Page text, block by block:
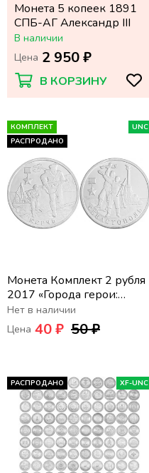
Монета 5 копеек 1891
СПБ-АГ Александр III
В наличии
Цена 2 950 ₽
В КОРЗИНУ
КОМПЛЕКТ
РАСПРОДАНО
UNC
Монета Комплект 2 рубля
2017 «Города герои:
Керчь и Севастополь» (2
шт)
Нет в наличии
Цена 40 ₽ 50 ₽
РАСПРОДАНО XF-UNC